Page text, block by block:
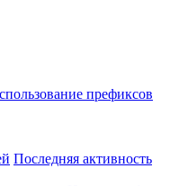
префиксов
Последняя активность